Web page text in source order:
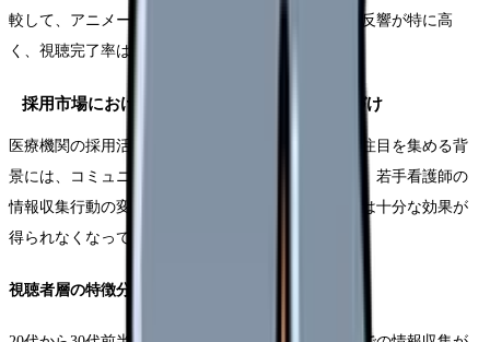
較して、アニメーション動画は若手看護師層からの反響が特に高
く、視聴完了率は平均で1.5倍を記録しています。
採用市場におけるアニメーション動画の位置づけ
医療機関の採用活動においてアニメーション動画が注目を集める背
景には、コミュニケーション手法の変化があります。若手看護師の
情報収集行動の変化に伴い、従来の採用手法だけでは十分な効果が
得られなくなってきている現状があります。
視聴者層の特徴分析